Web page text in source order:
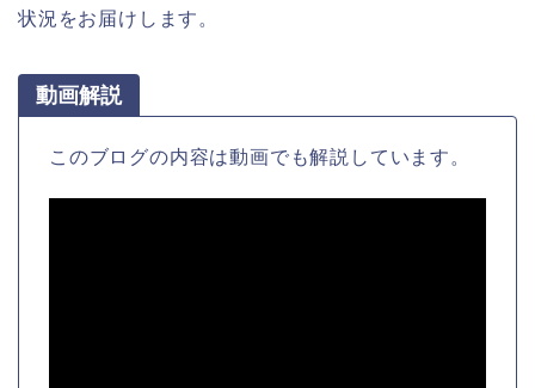
状況をお届けします。
動画解説
このブログの内容は動画でも解説しています。